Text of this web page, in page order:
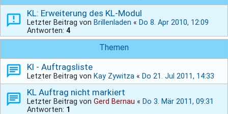
KL: Erweiterung des KL-Modul
Letzter Beitrag von Brillenladen « Do 8. Apr 2010, 12:09
Antworten: 4
Themen
Kl - Auftragsliste
Letzter Beitrag von Kay Zywitza « Do 21. Jul 2011, 14:33
KL Auftrag nicht markiert
Letzter Beitrag von Gerd Bernau « Do 3. Mär 2011, 09:31
Antworten: 1